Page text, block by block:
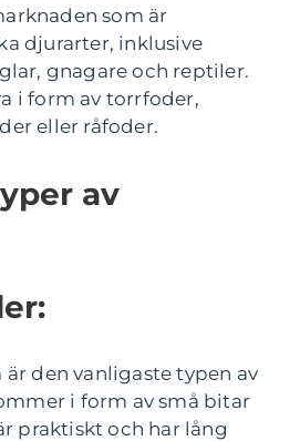
som är
djurarter, inklusive
gnagare och reptiler.
i form av torrfoder,
eller råfoder.
av
är den vanligaste typen av
i form av små bitar
praktiskt och har lång